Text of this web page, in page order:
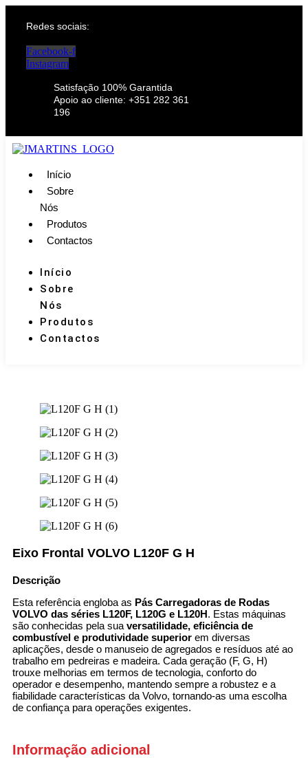
Redes sociais:
Facebook-f
Instagram
Satisfação 100% Garantida
Apoio ao cliente: +351 282 361
196
Início
Sobre
Nós
Produtos
Contactos
Início
Sobre
Nós
Produtos
Contactos
Eixo Frontal VOLVO L120F G H
Descrição
Esta referência engloba as Pás Carregadoras de Rodas
VOLVO das séries L120F, L120G e L120H. Estas máquinas
são conhecidas pela sua versatilidade, eficiência de
combustível e produtividade superior em diversas
aplicações, desde o manuseio de agregados e resíduos até ao
trabalho em pedreiras e madeira. Cada geração (F, G, H)
trouxe melhorias em termos de tecnologia, conforto do
operador e desempenho, mantendo sempre a robustez e a
fiabilidade características da Volvo, tornando-as uma escolha
de confiança para operações exigentes.
Informação adicional